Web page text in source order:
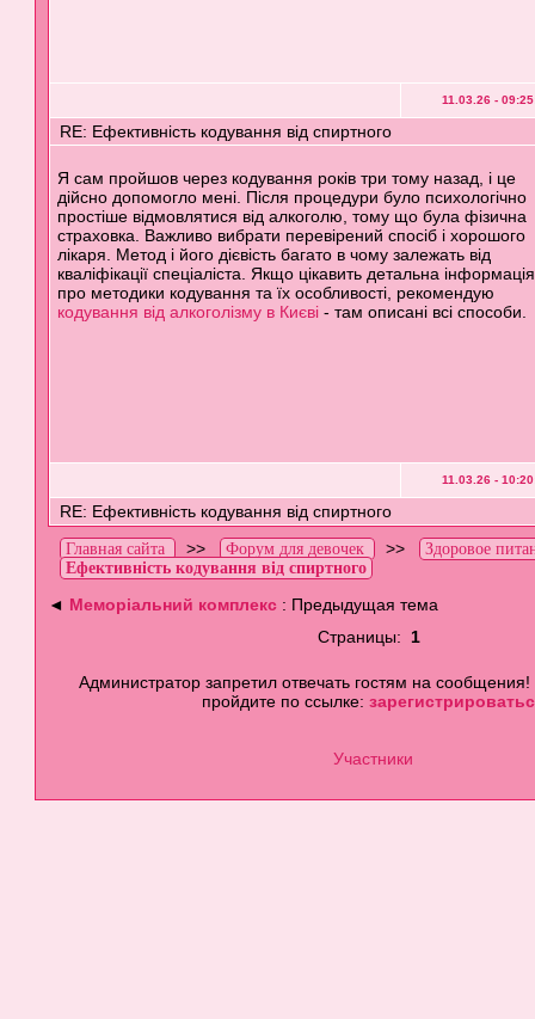
11.03.26 -
RE: Ефективність кодування від спиртного
Я сам пройшов через кодування років три тому назад, і це
дійсно допомогло мені. Після процедури було психологічно
простіше відмовлятися від алкоголю, тому що була фізична
страховка. Важливо вибрати перевірений спосіб і хорошого
лікаря. Метод і його дієвість багато в чому залежать від
кваліфікації спеціаліста. Якщо цікавить детальна інформація
про методики кодування та їх особливості, рекомендую
кодування від алкоголізму в Києві - там описані всі способи.
11.03.26 -
RE: Ефективність кодування від спиртного
Главная сайта >> Форум для девочек >> Здоровое
Ефективність кодування від спиртного
◄ Меморіальний комплекс : Предыдущая тема
Страницы: 1
Администратор запретил отвечать гостям на
пройдите по ссылке:
Участники